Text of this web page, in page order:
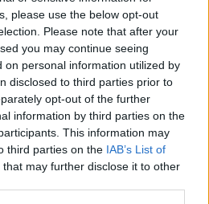
please use the below opt-out
Please note that after your
you may continue seeing
on personal information utilized by
disclosed to third parties prior to
opt-out of the further
information by third parties on the
This information may
third parties on the IAB’s List of
that may further disclose it to other